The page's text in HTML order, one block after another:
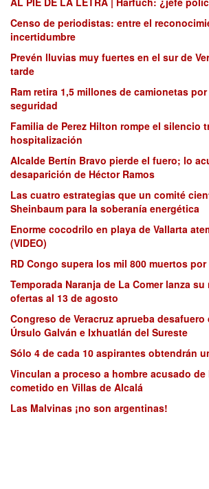
Censo de periodistas: entre el
incertidumbre
Prevén lluvias muy fuertes en el sur de
tarde
Ram retira 1,5 millones de camionetas
seguridad
Familia de Perez Hilton rompe el silencio
hospitalización
Alcalde Bertín Bravo pierde el fuero; lo
desaparición de Héctor Ramos
Las cuatro estrategias que un comité
Sheinbaum para la soberanía energética
Enorme cocodrilo en playa de Vallarta
(VIDEO)
RD Congo supera los mil 800 muertos
Temporada Naranja de La Comer lanza
ofertas al 13 de agosto
Congreso de Veracruz aprueba
Úrsulo Galván e Ixhuatlán del Sureste
Sólo 4 de cada 10 aspirantes obtendrán
Vinculan a proceso a hombre acusado
cometido en Villas de Alcalá
Las Malvinas ¡no son argentinas!